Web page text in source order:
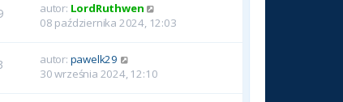
autor: LordRuthwen
08 października 2024, 12:03
autor: pawelk29
30 września 2024, 12:10